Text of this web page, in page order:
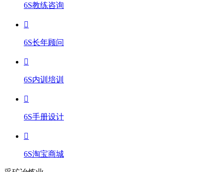
6S教练咨询
6S长年顾问
6S内训培训
6S手册设计
6S淘宝商城